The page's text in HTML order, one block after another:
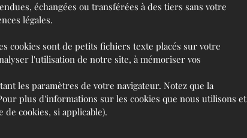
échangées ou transférées à des tiers sans votre
légales.
cookies sont de petits fichiers texte placés sur votre
l'utilisation de notre site, à mémoriser vos
les paramètres de votre navigateur. Notez que la
plus d'informations sur les cookies que nous utilisons et
cookies, si applicable).